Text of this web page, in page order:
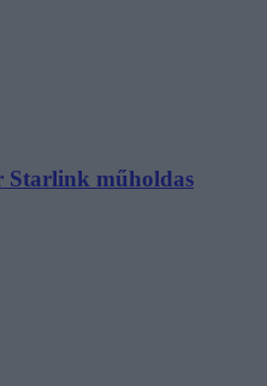
Starlink műholdas